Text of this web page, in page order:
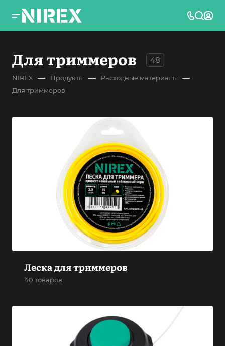
Для триммеров 48
NIREX — Продукты — Расходные материалы —
Для триммеров
Леска для триммеров
40 товаров